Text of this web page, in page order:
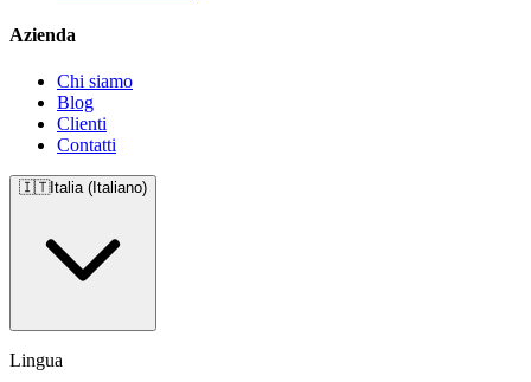
Azienda
Chi siamo
Blog
Clienti
Contatti
🇮🇹Italia (Italiano)
Lingua